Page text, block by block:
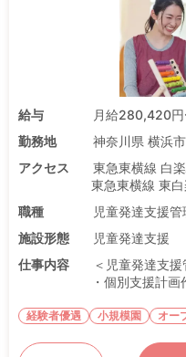
給与
月給280,420円
勤務地
神奈川県 横浜
アクセス
東急東横線 白
東急東横線 東
職種
児童発達支援
施設形態
児童発達支援
仕事内容
＜児童発達支
・個別支援計
経験者優遇 小規模園 オー